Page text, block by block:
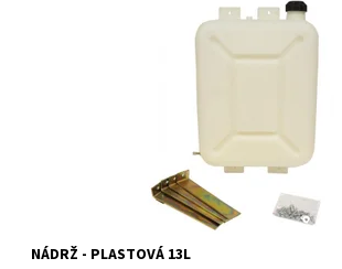
NÁDRŽ - PLASTOVÁ 13L